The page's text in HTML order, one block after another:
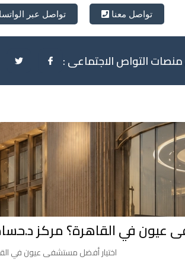
تواصل معنا تواصل عبر
التواص الاجتماعى :
في القاهرة؟ مركز
اختيار أفضل مستشفى عيون في